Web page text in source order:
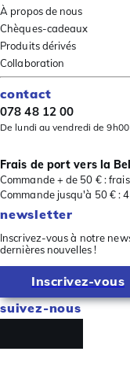
À propos de nous
Chèques-cadeaux
Produits dérivés
Collaboration
contact
078 48 12 00
De lundi au vendredi de
Frais de port vers la
Commande + de 50 € :
Commande jusqu'à 50 € :
newsletter
Inscrivez-vous à notre
dernières nouvelles !
Inscrivez-vous
suivez-nous